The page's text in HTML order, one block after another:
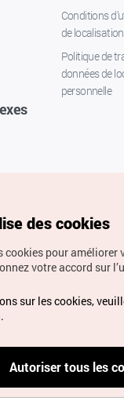
Conditions
de localisation
Politique de
données de
personnelle
National du
et demandes de
à
des cookies
cookies pour améliorer
votre accord sur
sur les cookies,
.
Autoriser tous les